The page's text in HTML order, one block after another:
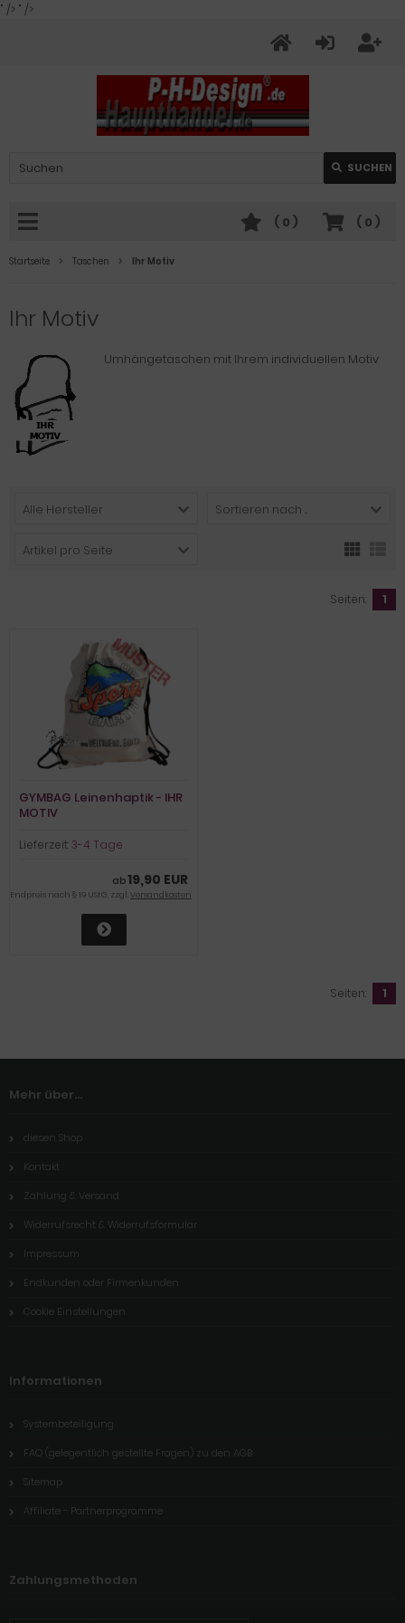
" /> " />
SUCHEN
( 0 )
( 0 )
Startseite Taschen Ihr Motiv
Ihr Motiv
Umhängetaschen mit Ihrem individuellen Motiv
Alle Hersteller Sortieren nach ...
Artikel pro Seite
Seiten: 1
GYMBAG Leinenhaptik - IHR
MOTIV
Lieferzeit:3-4 Tage
ab19,90 EUR
Endpreis nach § 19 UStG. zzgl.Versandkosten
Seiten: 1
Mehr über...
diesen Shop
Kontakt
Zahlung & Versand
Widerrufsrecht & Widerrufsformular
Impressum
Endkunden oder Firmenkunden
Cookie Einstellungen
Informationen
Systembeteiligung
FAQ (gelegentlich gestellte Fragen) zu den AGB
Sitemap
Affiliate - Partnerprogramme
Zahlungsmethoden